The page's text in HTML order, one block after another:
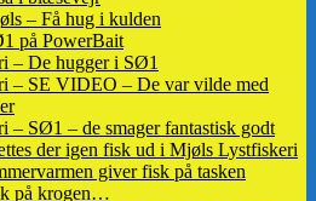
– Få hug i kulden
på PowerBait
– De hugger i SØ1
– SE VIDEO – De var vilde med
– SØ1 – de smager fantastisk godt
der igen fisk ud i Mjøls Lystfiskeri
giver fisk på tasken
på krogen…